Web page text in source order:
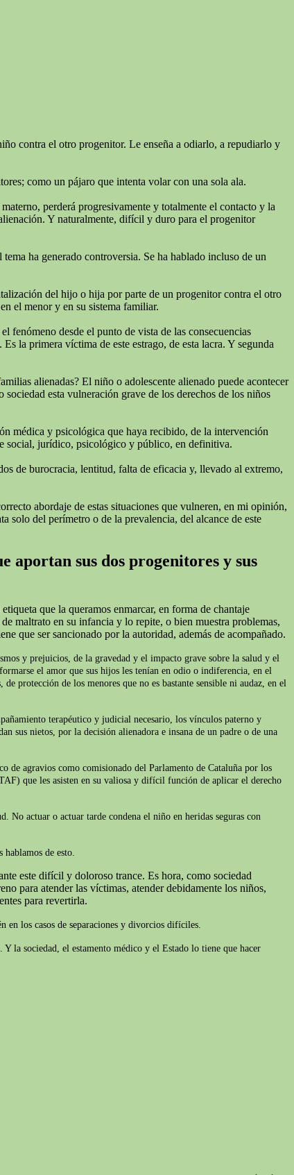
contra el otro progenitor. Le enseña a odiarlo, a repudiarlo y
como un pájaro que intenta volar con una sola ala.
perderá progresivamente y totalmente el contacto y la
Y naturalmente, difícil y duro para el progenitor
ha generado controversia. Se ha hablado incluso de un
del hijo o hija por parte de un progenitor contra el otro
el menor y en su sistema familiar.
fenómeno desde el punto de vista de las consecuencias
la primera víctima de este estrago, de esta lacra. Y segunda
alienadas? El niño o adolescente alienado puede acontecer
esta vulneración grave de los derechos de los niños
médica y psicológica que haya recibido, de la intervención
social, jurídico, psicológico y público, en definitiva.
de burocracia, lentitud, falta de eficacia y, llevado al extremo,
abordaje de estas situaciones que vulneren, en mi opinión,
solo del perímetro o de la prevalencia, del alcance de este
aportan sus dos progenitores y sus
que la queramos enmarcar, en forma de chantaje
maltrato en su infancia y lo repite, o bien muestra problemas,
que ser sancionado por la autoridad, además de acompañado.
y prejuicios, de la gravedad y el impacto grave sobre la salud y el
el amor que sus hijos les tenían en odio o indiferencia, en el
protección de los menores que no es bastante sensible ni audaz, en el
terapéutico y judicial necesario, los vínculos paterno y
sus nietos, por la decisión alienadora e insana de un padre o de una
de agravios como comisionado del Parlamento de Cataluña por los
que les asisten en su valiosa y difícil función de aplicar el derecho
No actuar o actuar tarde condena el niño en heridas seguras con
de esto.
este difícil y doloroso trance. Es hora, como sociedad
para atender las víctimas, atender debidamente los niños,
para revertirla.
en los casos de separaciones y divorcios difíciles.
la sociedad, el estamento médico y el Estado lo tiene que hacer